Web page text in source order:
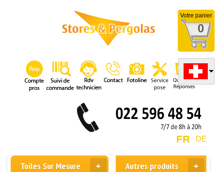
Votre panier
0
DE
FR
Toiles Sur Mesure Autres produits